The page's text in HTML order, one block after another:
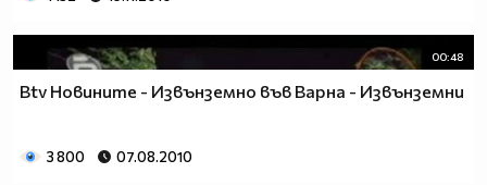
00:48
Btv Новините - Извънземно във Варна - Извънземни
3 800 07.08.2010